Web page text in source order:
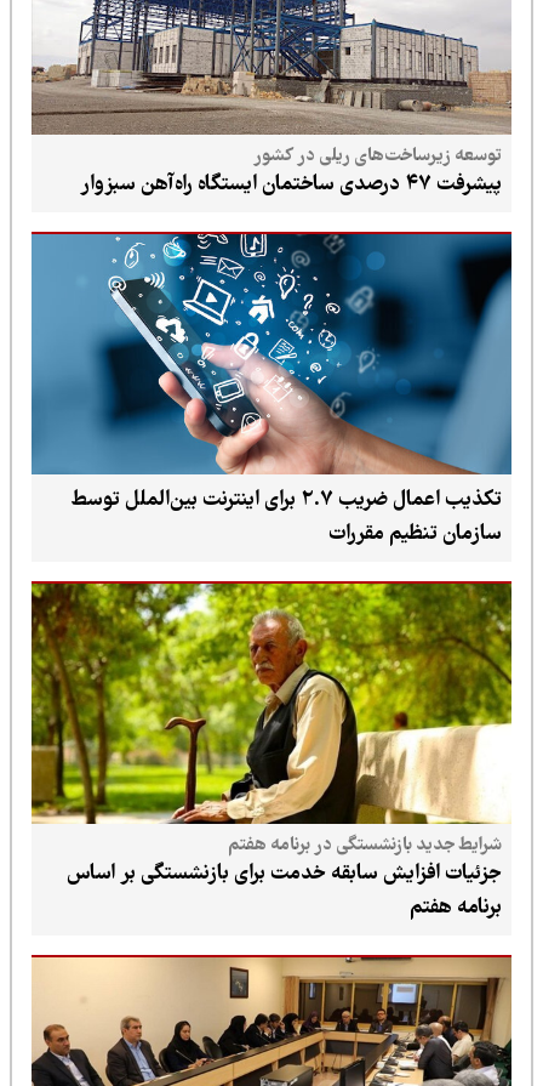
توسعه زیرساخت‌های ریلی در کشور
پیشرفت ۴۷ درصدی ساختمان ایستگاه راه‌آهن سبزوار
تکذیب اعمال ضریب ۲.۷ برای اینترنت بین‌الملل توسط
سازمان تنظیم مقررات
شرایط جدید بازنشستگی در برنامه هفتم
جزئیات افزایش سابقه خدمت برای بازنشستگی بر اساس
برنامه هفتم